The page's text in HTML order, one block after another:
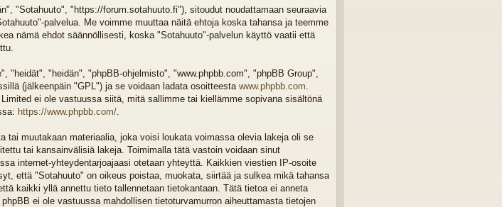
än
"Sotahuuto", "https://forum.sotahuuto.fi"), sitoudut noudattamaan seuraavia
palvelua. Me voimme muuttaa näitä ehtoja koska tahansa ja teemme
nämä ehdot säännöllisesti, koska "Sotahuuto"-palvelun käyttö vaatii että
"heidät", "heidän", "phpBB-ohjelmisto", "www.phpbb.com", "phpBB Group",
(jälkeenpäin "GPL") ja se voidaan ladata osoitteesta www.phpbb.com.
ei ole vastuussa siitä, mitä sallimme tai kiellämme sopivana sisältönä
https://www.phpbb.com/.
tai muutakaan materiaalia, joka voisi loukata voimassa olevia lakeja oli se
tai kansainvälisiä lakeja. Toimimalla tätä vastoin voidaan sinut
internet-yhteydentarjoajaasi otetaan yhteyttä. Kaikkien viestien IP-osoite
että "Sotahuuto" on oikeus poistaa, muokata, siirtää ja sulkea mikä tahansa
kaikki yllä annettu tieto tallennetaan tietokantaan. Tätä tietoa ei anneta
ei ole vastuussa mahdollisen tietoturvamurron aiheuttamasta tietojen